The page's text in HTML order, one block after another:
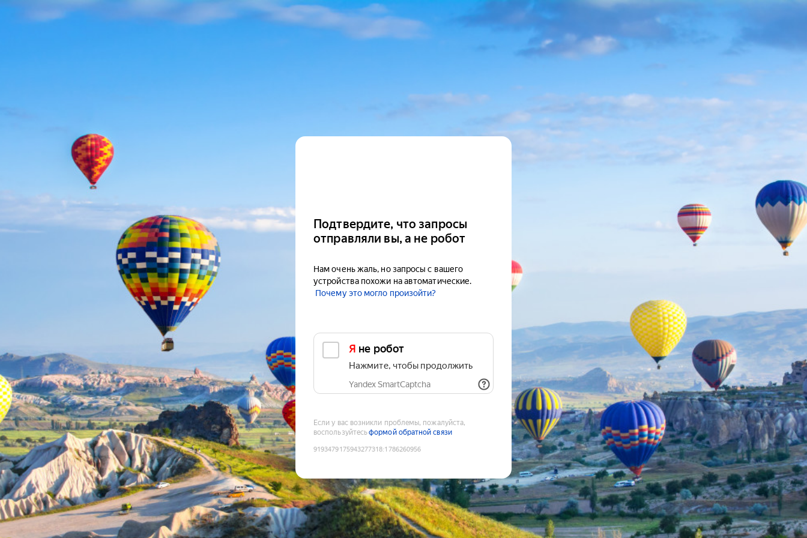
Подтвердите, что запросы
отправляли вы, а не робот
Нам очень жаль, но запросы с вашего
устройства похожи на автоматические.
Почему это могло произойти?
Я не робот
Нажмите, чтобы продолжить
Yandex SmartCaptcha
Если у вас возникли проблемы, пожалуйста,
воспользуйтесьформой обратной связи
9193479175943277318:1786260956